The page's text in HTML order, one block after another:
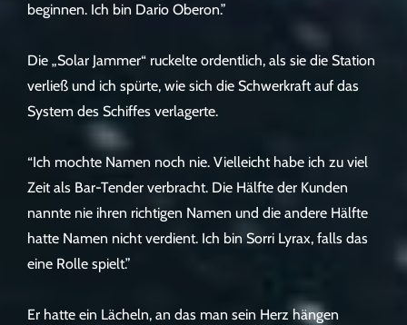
beginnen. Ich bin Dario Oberon.”
Die „Solar Jammer“ ruckelte ordentlich, als sie die Station
verließ und ich spürte, wie sich die Schwerkraft auf das
System des Schiffes verlagerte.
“Ich mochte Namen noch nie. Vielleicht habe ich zu viel
Zeit als Bar-Tender verbracht. Die Hälfte der Kunden
nannte nie ihren richtigen Namen und die andere Hälfte
hatte Namen nicht verdient. Ich bin Sorri Lyrax, falls das
eine Rolle spielt.”
Er hatte ein Lächeln, an das man sein Herz hängen